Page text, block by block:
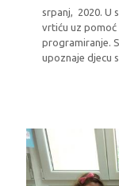
srpanj, 2020. U
vrtiću uz pomoć
programiranje.
upoznaje djecu